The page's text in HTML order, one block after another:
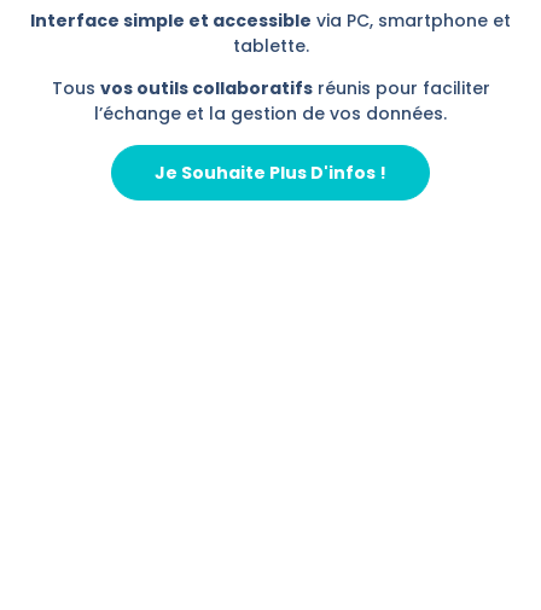
Interface simple et accessible via PC, smartphone et
tablette.
Tous vos outils collaboratifsréunis pour faciliter
l’échange et la gestion de vos données.
Je Souhaite Plus D'infos !